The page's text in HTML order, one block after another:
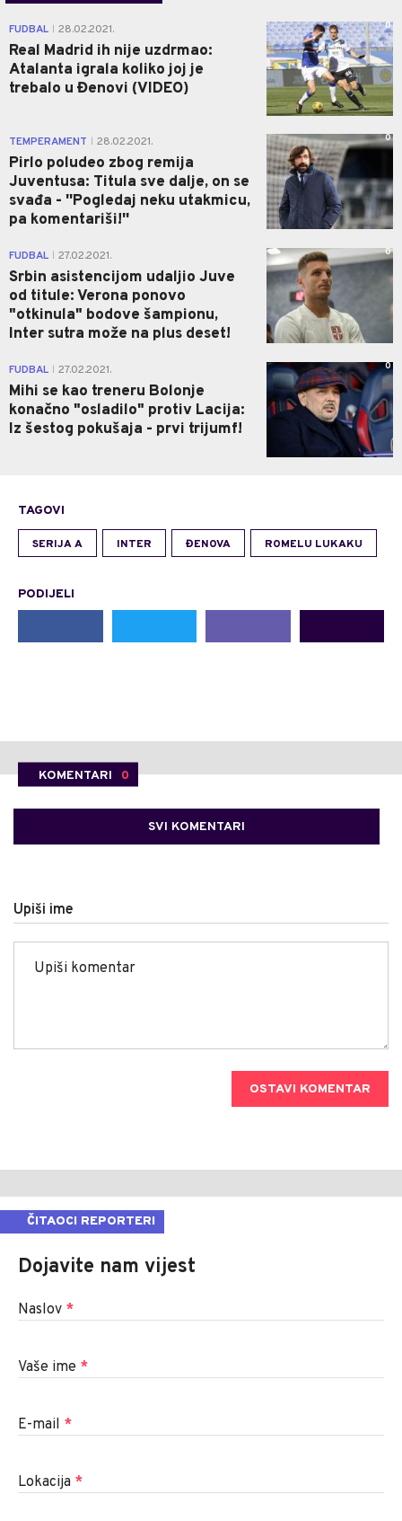
FUDBAL 28.02.2021.
Real Madrid ih nije uzdrmao:
Atalanta igrala koliko joj je
trebalo u Đenovi (VIDEO)
0
TEMPERAMENT 28.02.2021.
Pirlo poludeo zbog remija
Juventusa: Titula sve dalje, on se
svađa - ''Pogledaj neku utakmicu,
pa komentariši!''
0
FUDBAL 27.02.2021.
Srbin asistencijom udaljio Juve
od titule: Verona ponovo
"otkinula" bodove šampionu,
Inter sutra može na plus deset!
0
FUDBAL 27.02.2021.
Mihi se kao treneru Bolonje
konačno "osladilo" protiv Lacija:
Iz šestog pokušaja - prvi trijumf!
0
TAGOVI
SERIJA A INTER ĐENOVA ROMELU LUKAKU
PODIJELI
KOMENTARI 0
SVI KOMENTARI
Upiši ime
OSTAVI KOMENTAR
ČITAOCI REPORTERI
Dojavite nam vijest
Naslov *
Vaše ime *
E-mail *
Lokacija *